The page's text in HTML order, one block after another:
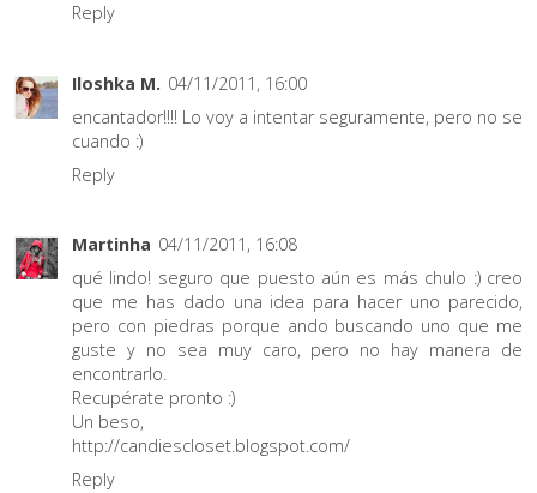
Reply
Iloshka M. 04/11/2011, 16:00
encantador!!!! Lo voy a intentar seguramente, pero no se
cuando :)
Reply
Martinha 04/11/2011, 16:08
qué lindo! seguro que puesto aún es más chulo :) creo
que me has dado una idea para hacer uno parecido,
pero con piedras porque ando buscando uno que me
guste y no sea muy caro, pero no hay manera de
encontrarlo.
Recupérate pronto :)
Un beso,
http://candiescloset.blogspot.com/
Reply